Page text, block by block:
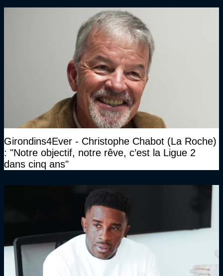
Girondins4Ever - Christophe Chabot (La Roche)
: "Notre objectif, notre rêve, c’est la Ligue 2
dans cinq ans"